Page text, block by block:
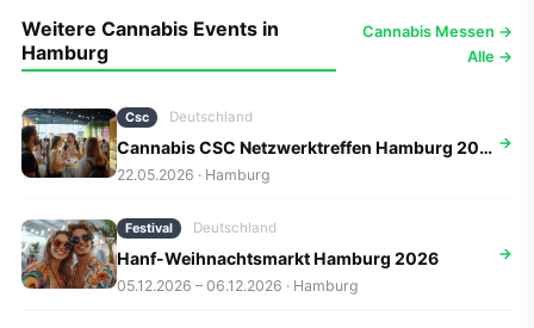
Weitere Cannabis Events in
Hamburg
Cannabis Messen →
Alle →
Csc Deutschland
Cannabis CSC Netzwerktreffen Hamburg 2026
22.05.2026 · Hamburg
→
Festival Deutschland
Hanf-Weihnachtsmarkt Hamburg 2026
05.12.2026 – 06.12.2026 · Hamburg
→